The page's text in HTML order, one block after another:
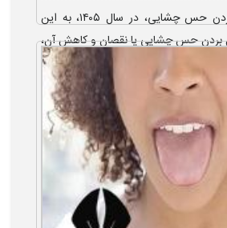
میزان دیه از بین بردن حس چشایی، در سال ۱۴۰۵، به این
بردن حس چشایی یا نقصان و کاهش آن،
اما در صورتی که بر اثر آسیب به یکی
...